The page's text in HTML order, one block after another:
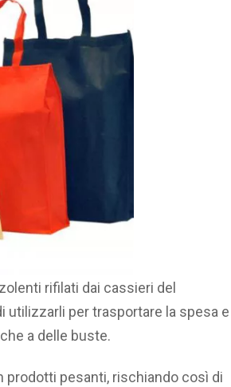
rifilati dai cassieri del
utilizzarli per trasportare la spesa e
a delle buste.
prodotti pesanti, rischiando così di